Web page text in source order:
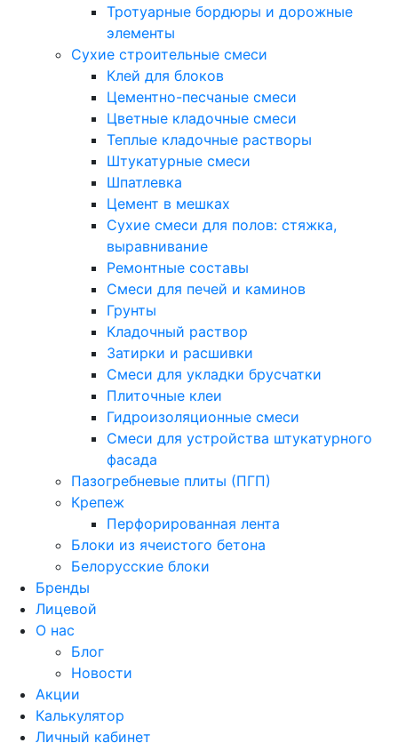
Тротуарные бордюры и дорожные
элементы
Сухие строительные смеси
Клей для блоков
Цементно-песчаные смеси
Цветные кладочные смеси
Теплые кладочные растворы
Штукатурные смеси
Шпатлевка
Цемент в мешках
Сухие смеси для полов: стяжка,
выравнивание
Ремонтные составы
Смеси для печей и каминов
Грунты
Кладочный раствор
Затирки и расшивки
Смеси для укладки брусчатки
Плиточные клеи
Гидроизоляционные смеси
Смеси для устройства штукатурного
фасада
Пазогребневые плиты (ПГП)
Крепеж
Перфорированная лента
Блоки из ячеистого бетона
Белорусские блоки
Бренды
Лицевой
О нас
Блог
Новости
Акции
Калькулятор
Личный кабинет